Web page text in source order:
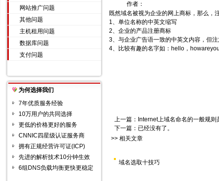
网站推广问题
其他问题
主机租用问题
数据库问题
支付问题
为何选择我们
7年优质服务经验
10万用户的共同选择
更低的价格更好的服务
CNNIC四星级认证服务商
拥有正规经营许可证(ICP)
先进的解析技术10分钟生效
6组DNS负载均衡更快更稳定
作者：
既然域名被视为企业的网上商标，那么，
1、单位名称的中英文缩写
2、企业的产品注册商标
3、与企业广告语一致的中英文内容，但
4、比较有趣的名字如：hello，
上一篇： Internet上域名命名的一般规则
下一篇：已经没有了。
>> 相关文章
域名选取十技巧